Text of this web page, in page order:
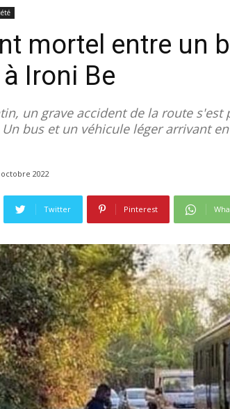
mortel entre un
Ironi Be
un grave accident de la route s'est
bus et un véhicule léger arrivant
octobre 2022
Twitter Pinterest